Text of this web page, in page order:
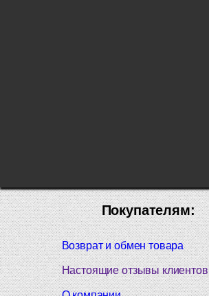
Покупателям:
Возврат и обмен товара
Настоящие отзывы клиентов